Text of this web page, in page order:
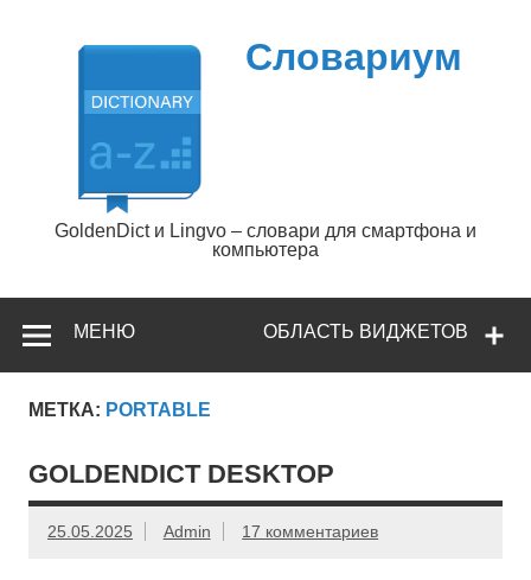
содержимому
Словариум
GoldenDict и Lingvo – словари для смартфона и
компьютера
ОБЛАСТЬ ВИДЖЕТОВ
МЕНЮ
МЕТКА: PORTABLE
GOLDENDICT DESKTOP
25.05.2025 Admin 17 комментариев